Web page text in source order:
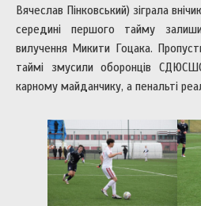
Вячеслав Пінковський) зіграла
середині першого тайму
вилучення Микити Гоцака.
таймі змусили оборонців
карному майданчику, а пенальті